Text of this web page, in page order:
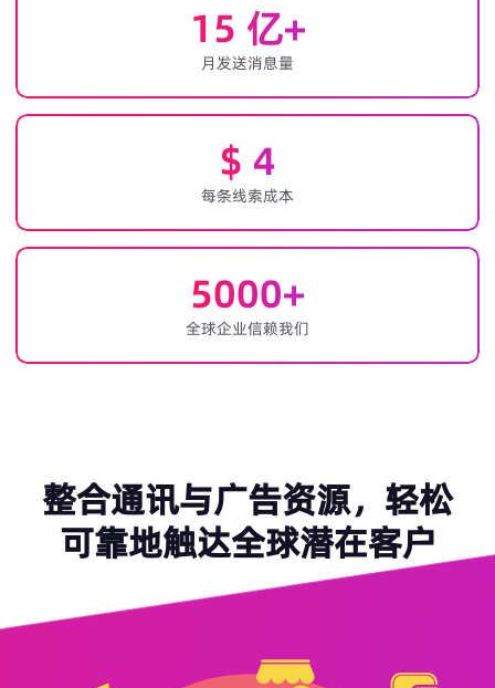
15 亿+
月发送消息量
$ 4
每条线索成本
5000+
全球企业信赖我们
整合通讯与广告资源，轻松
可靠地触达全球潜在客户